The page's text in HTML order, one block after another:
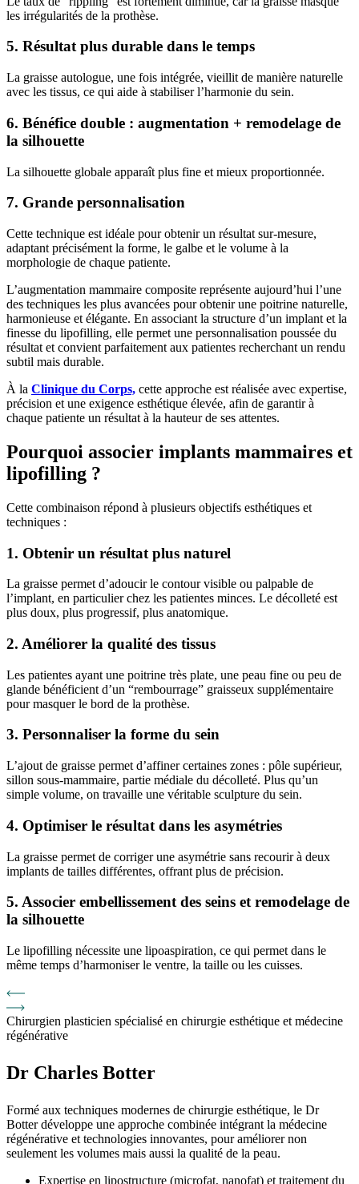
les irrégularités de la prothèse.
5. Résultat plus durable dans le temps
La graisse autologue, une fois intégrée, vieillit de manière naturelle
avec les tissus, ce qui aide à stabiliser l’harmonie du sein.
6. Bénéfice double : augmentation + remodelage de
la silhouette
La silhouette globale apparaît plus fine et mieux proportionnée.
7. Grande personnalisation
Cette technique est idéale pour obtenir un résultat sur-mesure,
adaptant précisément la forme, le galbe et le volume à la
morphologie de chaque patiente.
L’augmentation mammaire composite représente aujourd’hui l’une
des techniques les plus avancées pour obtenir une poitrine naturelle,
harmonieuse et élégante. En associant la structure d’un implant et la
finesse du lipofilling, elle permet une personnalisation poussée du
résultat et convient parfaitement aux patientes recherchant un rendu
subtil mais durable.
À la Clinique du Corps, cette approche est réalisée avec expertise,
précision et une exigence esthétique élevée, afin de garantir à
chaque patiente un résultat à la hauteur de ses attentes.
Pourquoi associer implants mammaires et
lipofilling ?
Cette combinaison répond à plusieurs objectifs esthétiques et
techniques :
1. Obtenir un résultat plus naturel
La graisse permet d’adoucir le contour visible ou palpable de
l’implant, en particulier chez les patientes minces. Le décolleté est
plus doux, plus progressif, plus anatomique.
2. Améliorer la qualité des tissus
Les patientes ayant une poitrine très plate, une peau fine ou peu de
glande bénéficient d’un “rembourrage” graisseux supplémentaire
pour masquer le bord de la prothèse.
3. Personnaliser la forme du sein
L’ajout de graisse permet d’affiner certaines zones : pôle supérieur,
sillon sous-mammaire, partie médiale du décolleté. Plus qu’un
simple volume, on travaille une véritable sculpture du sein.
4. Optimiser le résultat dans les asymétries
La graisse permet de corriger une asymétrie sans recourir à deux
implants de tailles différentes, offrant plus de précision.
5. Associer embellissement des seins et remodelage de
la silhouette
Le lipofilling nécessite une lipoaspiration, ce qui permet dans le
même temps d’harmoniser le ventre, la taille ou les cuisses.
Chirurgien plasticien spécialisé en chirurgie esthétique et médecine
régénérative
Dr Charles Botter
Formé aux techniques modernes de chirurgie esthétique, le Dr
Botter développe une approche combinée intégrant la médecine
régénérative et technologies innovantes, pour améliorer non
seulement les volumes mais aussi la qualité de la peau.
Expertise en lipostructure (microfat, nanofat) et traitement du